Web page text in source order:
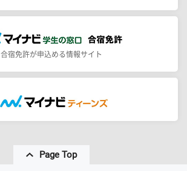
合宿免許が申込める情報サイト
Page Top